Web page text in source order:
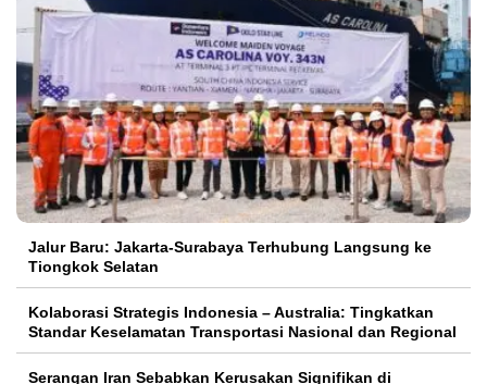
Jalur Baru: Jakarta-Surabaya Terhubung Langsung ke
Tiongkok Selatan
Kolaborasi Strategis Indonesia – Australia: Tingkatkan
Standar Keselamatan Transportasi Nasional dan Regional
Serangan Iran Sebabkan Kerusakan Signifikan di